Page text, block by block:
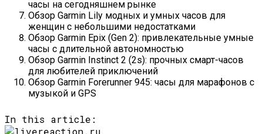
часы на сегодняшнем рынке
Обзор Garmin Lily модных и умных часов для
женщин с небольшими недостатками
Обзор Garmin Epix (Gen 2): привлекательные умные
часы с длительной автономностью
Обзор Garmin Instinct 2 (2s): прочных смарт-часов
для любителей приключений
Обзор Garmin Forerunner 945: часы для марафонов с
музыкой и GPS
In this article: